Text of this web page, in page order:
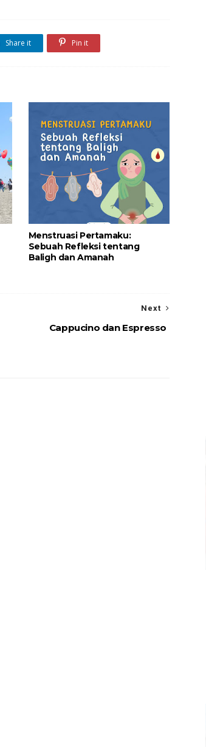
Share it Pin it
Menstruasi Pertamaku:
Sebuah Refleksi tentang
Baligh dan Amanah
Next
Cappucino dan Espresso